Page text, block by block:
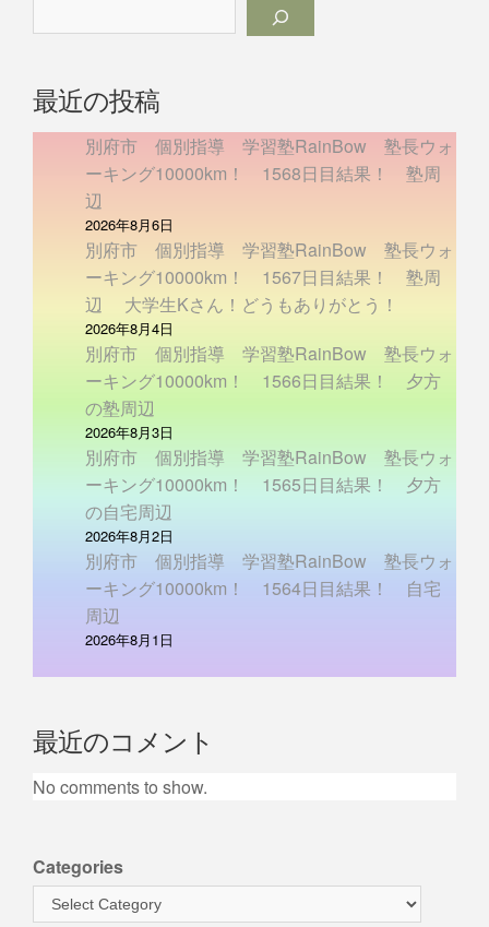
最近の投稿
別府市 個別指導 学習塾RainBow 塾長ウォ
ーキング10000km！ 1568日目結果！ 塾周
辺
2026年8月6日
別府市 個別指導 学習塾RainBow 塾長ウォ
ーキング10000km！ 1567日目結果！ 塾周
辺 大学生Kさん！どうもありがとう！
2026年8月4日
別府市 個別指導 学習塾RainBow 塾長ウォ
ーキング10000km！ 1566日目結果！ 夕方
の塾周辺
2026年8月3日
別府市 個別指導 学習塾RainBow 塾長ウォ
ーキング10000km！ 1565日目結果！ 夕方
の自宅周辺
2026年8月2日
別府市 個別指導 学習塾RainBow 塾長ウォ
ーキング10000km！ 1564日目結果！ 自宅
周辺
2026年8月1日
最近のコメント
No comments to show.
Categories